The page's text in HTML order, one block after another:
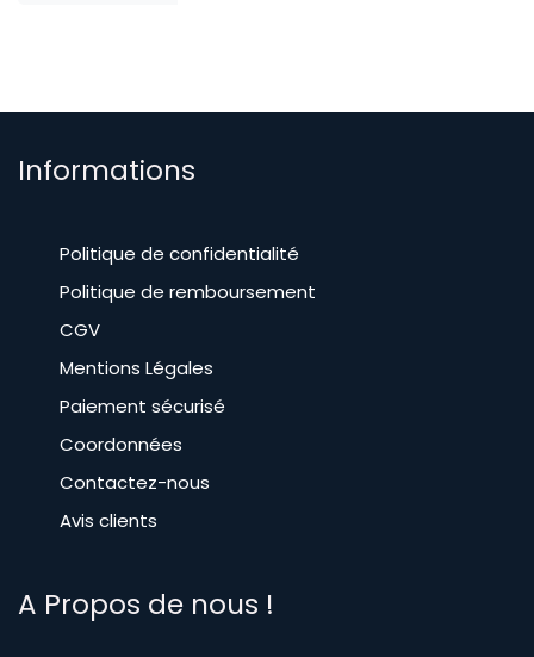
Informations
Politique de confidentialité
Politique de remboursement
CGV
​Mentions Légales
Paiement sécurisé
Coordonnées
Contactez-nous
Avis clients
A Propos de nous !